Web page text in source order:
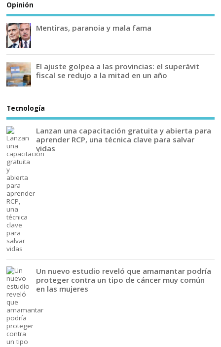
Opinión
Mentiras, paranoia y mala fama
El ajuste golpea a las provincias: el superávit
fiscal se redujo a la mitad en un año
Tecnología
Lanzan una capacitación gratuita y abierta para
aprender RCP, una técnica clave para salvar
vidas
Un nuevo estudio reveló que amamantar podría
proteger contra un tipo de cáncer muy común
en las mujeres